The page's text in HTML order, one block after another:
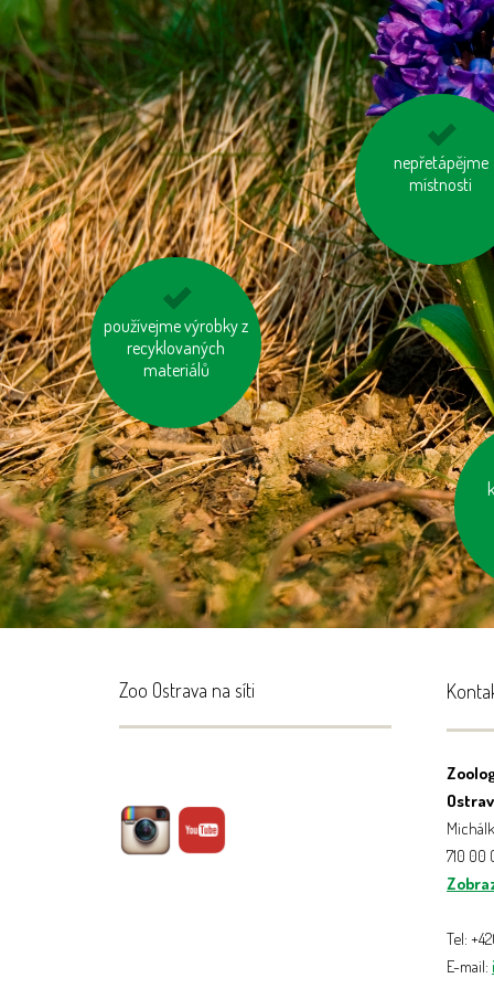
používejme výrobky z
recyklovaných
materiálů
využívejme
hromadnou dopravu
nepřetápějme
místnosti
používejme
baterie
Zoo Ostrava na síti
710 00
Tel:
E-mail: